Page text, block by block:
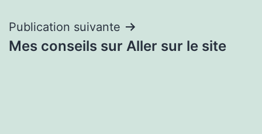
Publication suivante
Mes conseils sur Aller sur le site